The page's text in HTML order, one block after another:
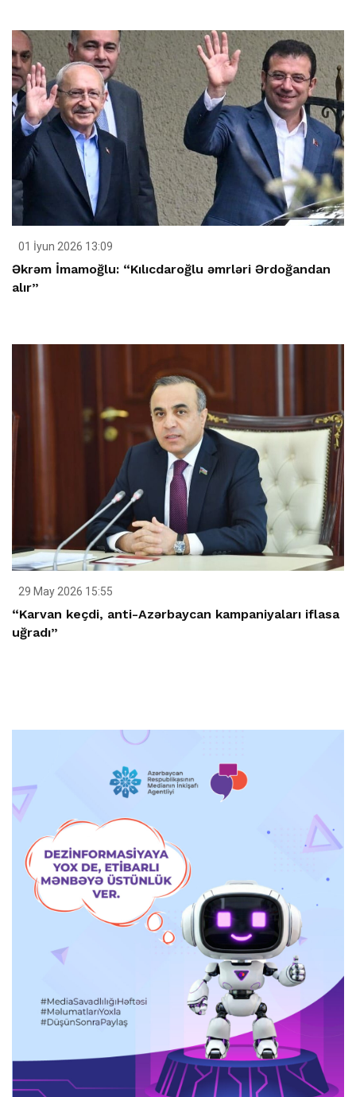
01 İyun 2026 13:09
Əkrəm İmamoğlu: “Kılıcdaroğlu əmrləri Ərdoğandan
alır”
29 May 2026 15:55
“Karvan keçdi, anti-Azərbaycan kampaniyaları iflasa
uğradı”